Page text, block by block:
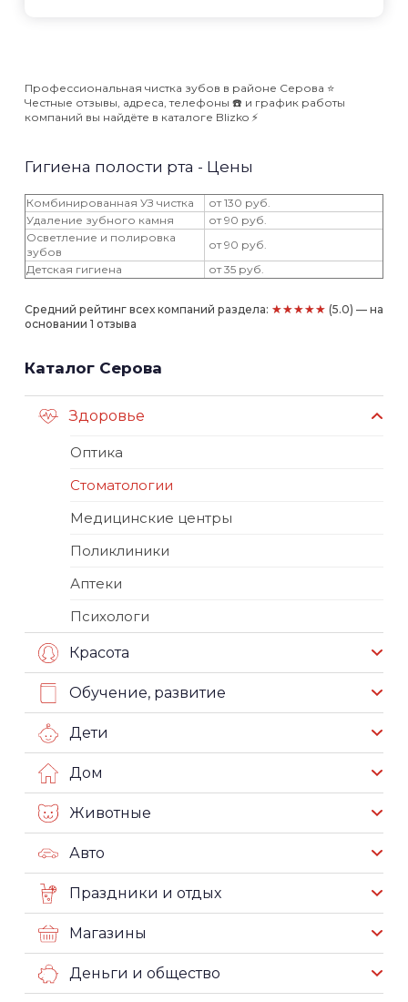
Профессиональная чистка зубов в районе Серова ⭐️
Честные отзывы, адреса, телефоны ☎️ и график работы
компаний вы найдёте в каталоге Blizko ⚡️
Гигиена полости рта - Цены
Комбинированная УЗ чистка
от 130 руб.
Удаление зубного камня
от 90 руб.
Осветление и полировка
зубов
от 90 руб.
Детская гигиена
от 35 руб.
Средний рейтинг всех компаний раздела: ★★★★★ (5.0) — на
основании 1 отзыва
Каталог Серова
Здоровье
Оптика
Стоматологии
Медицинские центры
Поликлиники
Аптеки
Психологи
Красота
Обучение, развитие
Дети
Дом
Животные
Авто
Праздники и отдых
Магазины
Деньги и общество